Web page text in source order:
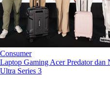
Consumer
Laptop Gaming Acer Predator dan
Ultra Series 3